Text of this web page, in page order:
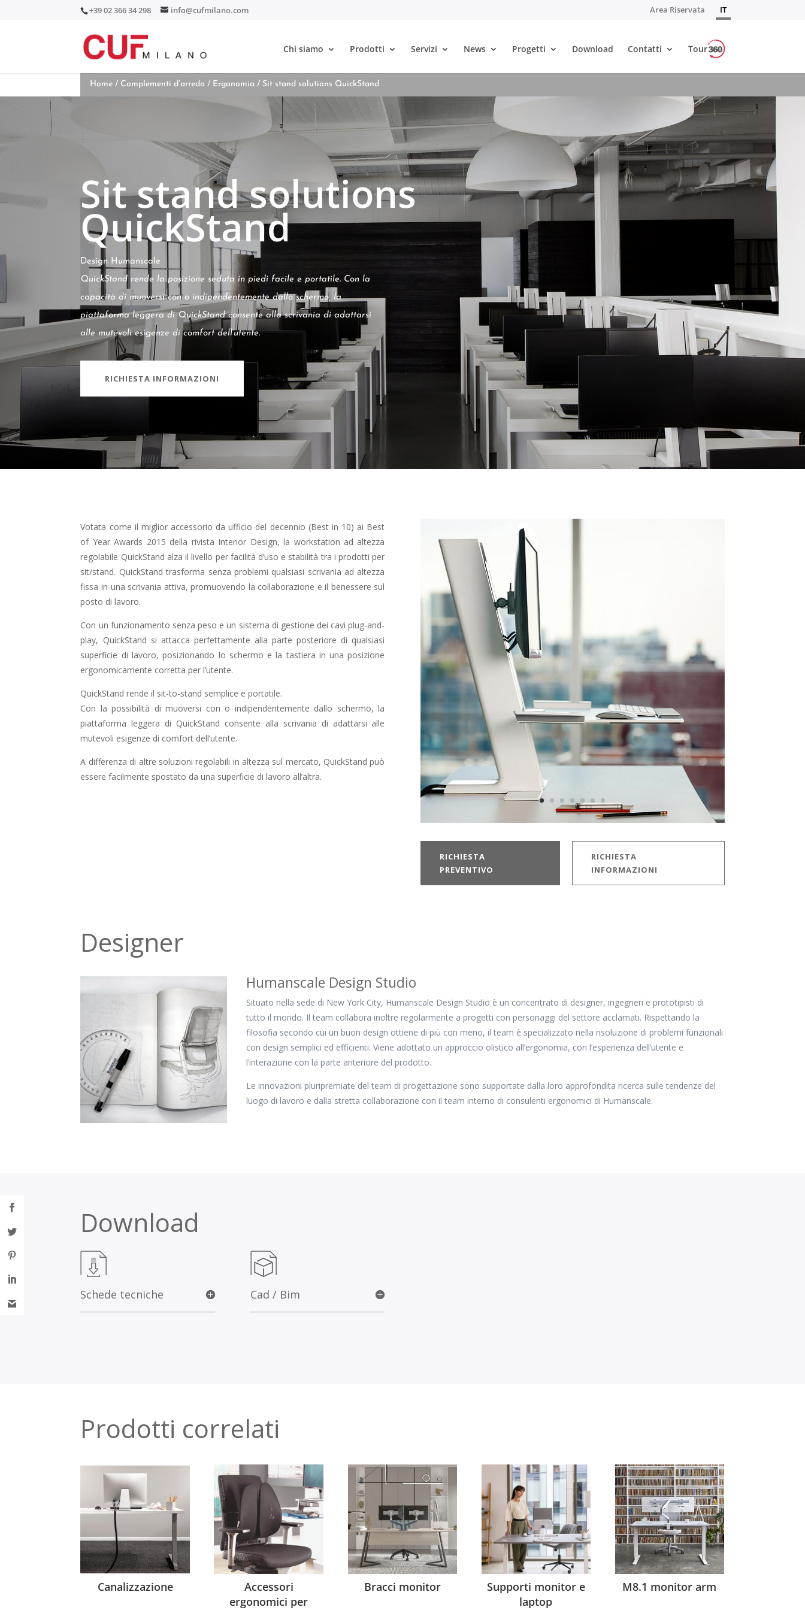
+39 02 366 34 298 info@cufmilano.com Area Riservata IT
Chi siamo Prodotti Servizi News Progetti Download Contatti Tour
Home / Complementi d’arredo / Ergonomia / Sit stand solutions QuickStand
Sit stand solutions
QuickStand
Design Humanscale
QuickStand rende la posizione seduta in piedi facile e portatile. Con la
capacità di muoversi con o indipendentemente dallo schermo, la
piattaforma leggera di QuickStand consente alla scrivania di adattarsi
alle mutevoli esigenze di comfort dell’utente.
RICHIESTA INFORMAZIONI
Votata come il miglior accessorio da ufficio del decennio (Best in 10) ai Best
of Year Awards 2015 della rivista Interior Design, la workstation ad altezza
regolabile QuickStand alza il livello per facilità d’uso e stabilità tra i prodotti per
sit/stand. QuickStand trasforma senza problemi qualsiasi scrivania ad altezza
fissa in una scrivania attiva, promuovendo la collaborazione e il benessere sul
posto di lavoro.
Con un funzionamento senza peso e un sistema di gestione dei cavi plug-and-
play, QuickStand si attacca perfettamente alla parte posteriore di qualsiasi
superficie di lavoro, posizionando lo schermo e la tastiera in una posizione
ergonomicamente corretta per l’utente.
QuickStand rende il sit-to-stand semplice e portatile.
Con la possibilità di muoversi con o indipendentemente dallo schermo, la
piattaforma leggera di QuickStand consente alla scrivania di adattarsi alle
mutevoli esigenze di comfort dell’utente.
A differenza di altre soluzioni regolabili in altezza sul mercato, QuickStand può
essere facilmente spostato da una superficie di lavoro all’altra.
RICHIESTA
PREVENTIVO
RICHIESTA
INFORMAZIONI
Designer
Humanscale Design Studio
Situato nella sede di New York City, Humanscale Design Studio è un concentrato di designer, ingegneri e prototipisti di
tutto il mondo. Il team collabora inoltre regolarmente a progetti con personaggi del settore acclamati. Rispettando la
filosofia secondo cui un buon design ottiene di più con meno, il team è specializzato nella risoluzione di problemi funzionali
con design semplici ed efficienti. Viene adottato un approccio olistico all’ergonomia, con l’esperienza dell’utente e
l’interazione con la parte anteriore del prodotto.
Le innovazioni pluripremiate del team di progettazione sono supportate dalla loro approfondita ricerca sulle tendenze del
luogo di lavoro e dalla stretta collaborazione con il team interno di consulenti ergonomici di Humanscale.
Download
Schede tecniche Cad / Bim
Prodotti correlati
Canalizzazione
Accessori
ergonomici per
Bracci monitor
Supporti monitor e
laptop
M8.1 monitor arm